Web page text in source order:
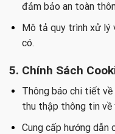
đảm bảo an toàn
Mô tả quy trình xử lý
có.
5. Chính Sách
Thông báo chi tiết
thu thập thông tin về
Cung cấp hướng dẫn